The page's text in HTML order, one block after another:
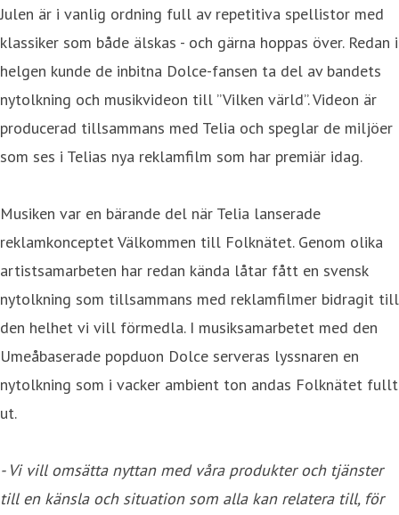
Julen är i vanlig ordning full av repetitiva spellistor med
klassiker som både älskas - och gärna hoppas över. Redan i
helgen kunde de inbitna Dolce-fansen ta del av bandets
nytolkning och musikvideon till ”Vilken värld”. Videon är
producerad tillsammans med Telia och speglar de miljöer
som ses i Telias nya reklamfilm som har premiär idag.
Musiken var en bärande del när Telia lanserade
reklamkonceptet Välkommen till Folknätet. Genom olika
artistsamarbeten har redan kända låtar fått en svensk
nytolkning som tillsammans med reklamfilmer bidragit till
den helhet vi vill förmedla. I musiksamarbetet med den
Umeåbaserade popduon Dolce serveras lyssnaren en
nytolkning som i vacker ambient ton andas Folknätet fullt
ut.
- Vi vill omsätta nyttan med våra produkter och tjänster
till en känsla och situation som alla kan relatera till, för